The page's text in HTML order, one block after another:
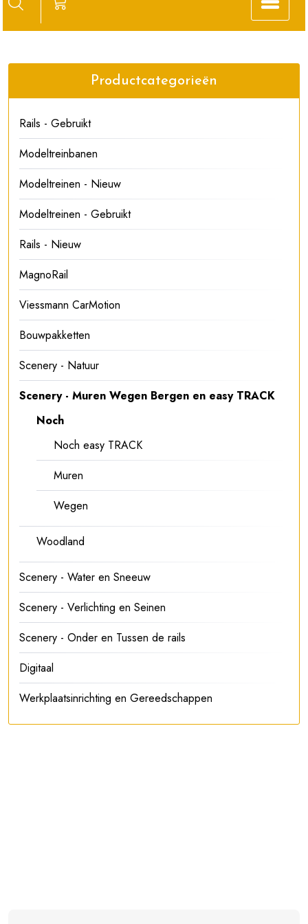
Productcategorieën
Rails - Gebruikt
Modeltreinbanen
Modeltreinen - Nieuw
Modeltreinen - Gebruikt
Rails - Nieuw
MagnoRail
Viessmann CarMotion
Bouwpakketten
Scenery - Natuur
Scenery - Muren Wegen Bergen en easy TRACK
Noch
Noch easy TRACK
Muren
Wegen
Woodland
Scenery - Water en Sneeuw
Scenery - Verlichting en Seinen
Scenery - Onder en Tussen de rails
Digitaal
Werkplaatsinrichting en Gereedschappen